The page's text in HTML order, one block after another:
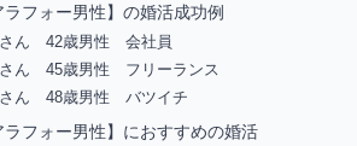
ラフォー男性】の婚活成功例
さん 42歳男性 会社員
さん 45歳男性 フリーランス
ん 48歳男性 バツイチ
ラフォー男性】におすすめの婚活